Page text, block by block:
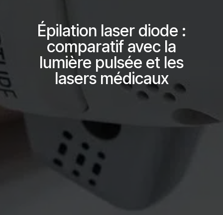
Épilation laser diode :
comparatif avec la
lumière pulsée et les
lasers médicaux